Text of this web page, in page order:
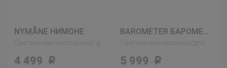
NYMÅNE НИМОНЕ
4 499 Р
BAROMETER БАРОМЕТР
5 999 Р